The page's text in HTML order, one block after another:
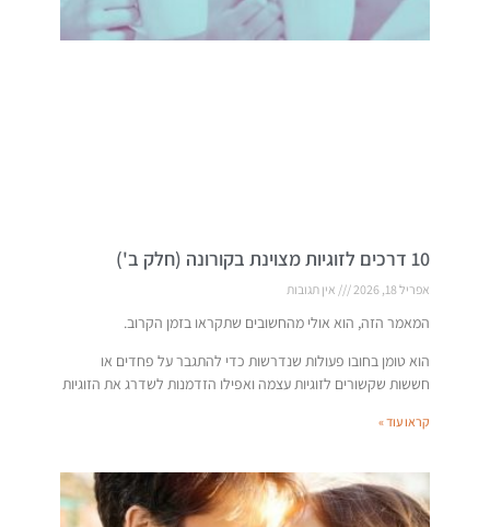
10 דרכים לזוגיות מצוינת בקורונה (חלק ב')
אפריל 18, 2026 אין תגובות
המאמר הזה, הוא אולי מהחשובים שתקראו בזמן הקרוב.
הוא טומן בחובו פעולות שנדרשות כדי להתגבר על פחדים או
חששות שקשורים לזוגיות עצמה ואפילו הזדמנות לשדרג את הזוגיות
קראו עוד »